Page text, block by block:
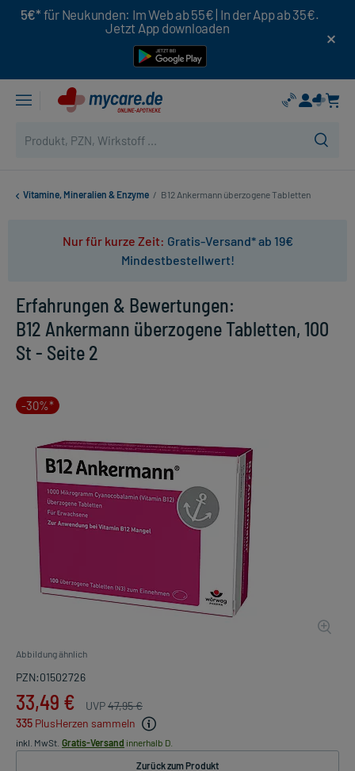
5€* für Neukunden: Im Web ab 55€ | In der App ab 35€.
Jetzt App downloaden
Vitamine, Mineralien & Enzyme / B12 Ankermann überzogene Tabletten
Nur für kurze Zeit: Gratis-Versand* ab 19€
Mindestbestellwert!
Erfahrungen & Bewertungen:
B12 Ankermann überzogene Tabletten, 100
St - Seite 2
-30%*
Abbildung ähnlich
PZN:01502726
33,49 € UVP47,95 €
335 PlusHerzen sammeln
inkl. MwSt. Gratis-Versand innerhalb D.
Zurück zum Produkt